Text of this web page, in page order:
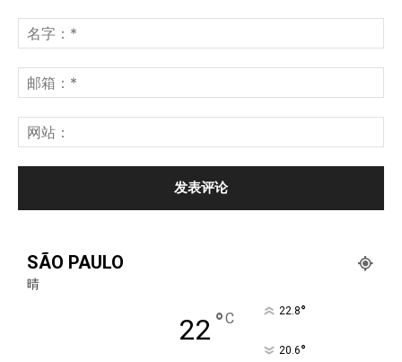
SÃO PAULO
晴
22 °C 22.8°
20.6°